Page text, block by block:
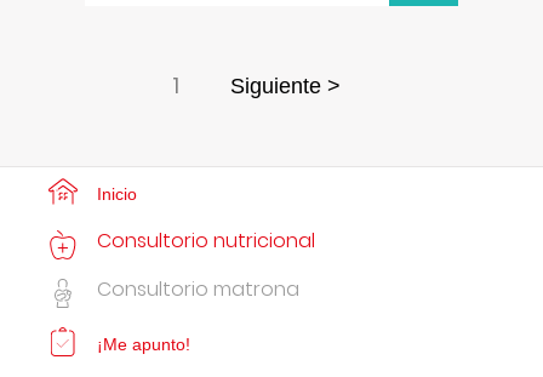
1 Siguiente >
Inicio
Consultorio nutricional
Consultorio matrona
¡Me apunto!